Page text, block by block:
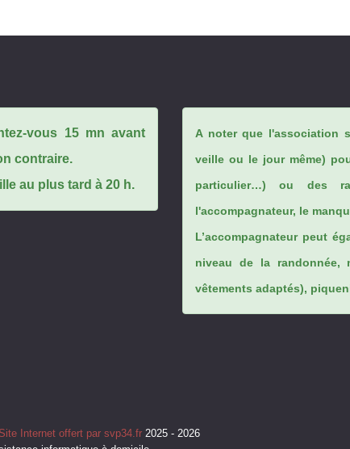
vous 15 mn avant
contraire.
au plus tard à 20 h.
A noter que l'association
veille ou le jour même)
particulier…) ou des
l'accompagnateur, le
L’accompagnateur peut
niveau de la randonnée,
vêtements adaptés),
Site Internet offert par svp34.fr2025 - 2026